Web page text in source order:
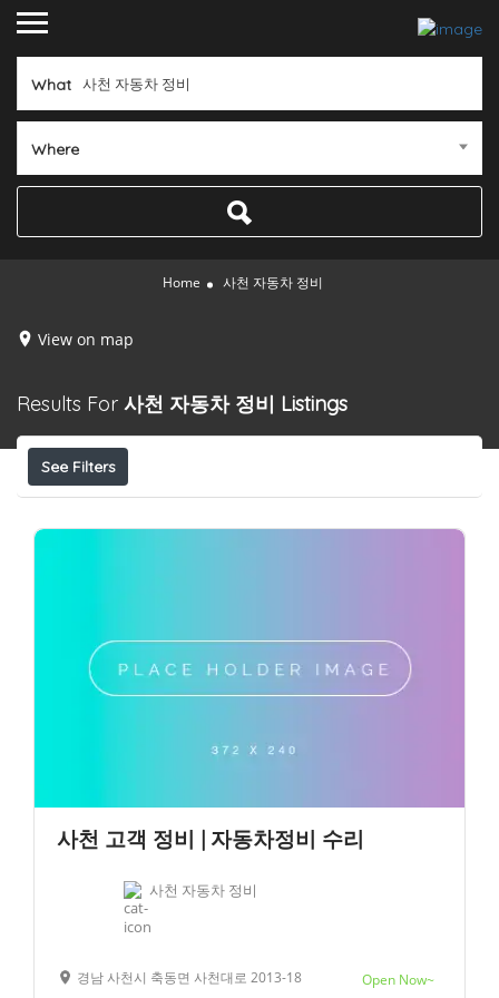
What
Where
Home 사천 자동차 정비
View on map
Results For 사천 자동차 정비 Listings
See Filters
사천 고객 정비 | 자동차정비 수리
사천 자동차 정비
경남 사천시 축동면 사천대로 2013-18 Open Now~